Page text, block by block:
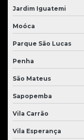
Jardim Iguatemi
Moóca
Parque São Lucas
Penha
São Mateus
Sapopemba
Vila Carrão
Vila Esperança